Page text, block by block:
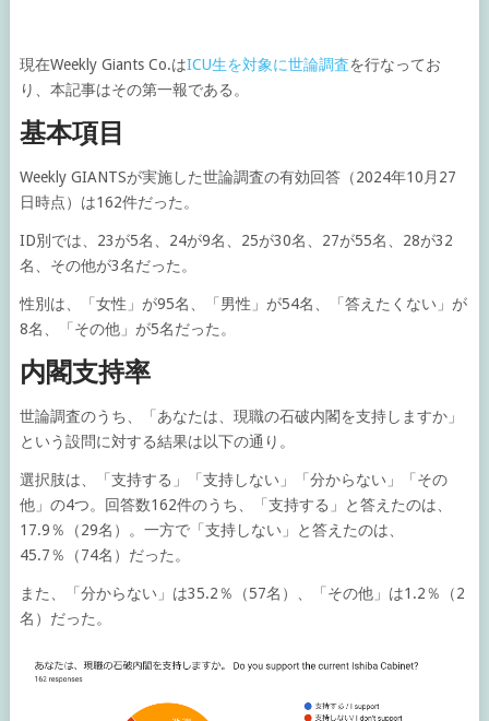
現在Weekly Giants Co.はICU生を対象に世論調査を行なってお
り、本記事はその第一報である。
基本項目
Weekly GIANTSが実施した世論調査の有効回答（2024年10月27
日時点）は162件だった。
ID別では、23が5名、24が9名、25が30名、27が55名、28が32
名、その他が3名だった。
性別は、「女性」が95名、「男性」が54名、「答えたくない」が
8名、「その他」が5名だった。
内閣支持率
世論調査のうち、「あなたは、現職の石破内閣を支持しますか」
という設問に対する結果は以下の通り。
選択肢は、「支持する」「支持しない」「分からない」「その
他」の4つ。回答数162件のうち、「支持する」と答えたのは、
17.9％（29名）。一方で「支持しない」と答えたのは、
45.7％（74名）だった。
また、「分からない」は35.2％（57名）、「その他」は1.2％（2
名）だった。